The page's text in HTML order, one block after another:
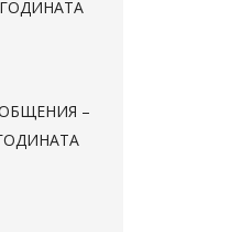
ГОДИНАТА
–